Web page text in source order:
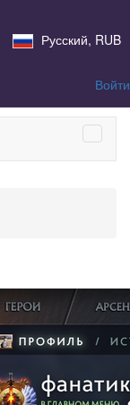
Русский, RUB
Войти